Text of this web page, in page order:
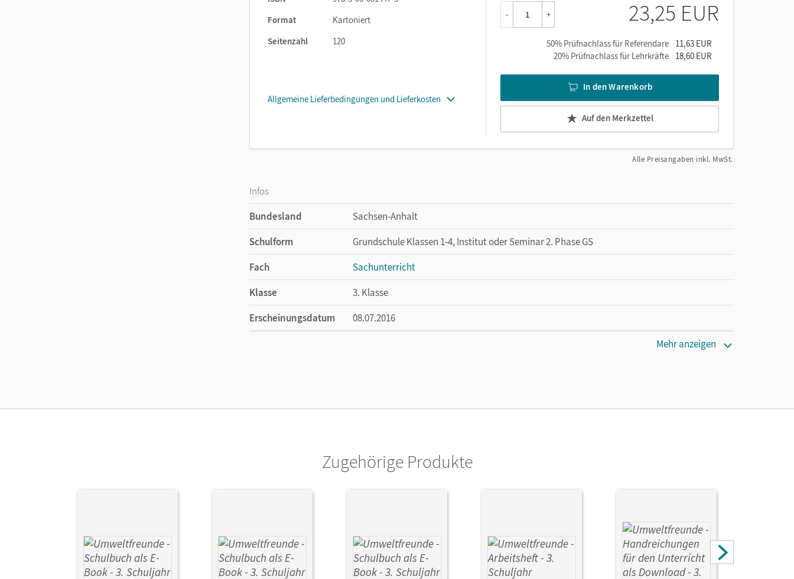
Format
Kartoniert
Seitenzahl
120
Allgemeine Lieferbedingungen und Lieferkosten
- + 23,25 EUR
50% Prüfnachlass für Referendare
11,63 EUR
20% Prüfnachlass für Lehrkräfte
18,60 EUR
In den Warenkorb
Auf den Merkzettel
Alle Preisangaben inkl. MwSt.
Infos
Bundesland
Sachsen-Anhalt
Schulform
Grundschule Klassen 1-4, Institut oder Seminar 2. Phase GS
Fach
Sachunterricht
Klasse
3. Klasse
Erscheinungsdatum
08.07.2016
Mehr anzeigen
Zugehörige Produkte